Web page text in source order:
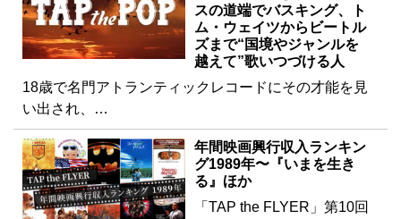
スの道端でバスキング、ト
ム・ウェイツからビートル
ズまで“国境やジャンルを
越えて”歌いつづける人
18歳で名門アトランティックレコードにその才能を見
い出され、…
年間映画興行収入ランキン
グ1989年〜『いまを生き
る』ほか
「TAP the FLYER」第10回